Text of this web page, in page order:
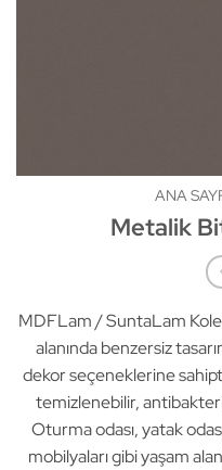
ANA
Metalik
MDFLam / SuntaLam
alanında benzersiz
dekor seçeneklerine
temizlenebilir,
Oturma odası, yatak
mobilyaları gibi yaşam